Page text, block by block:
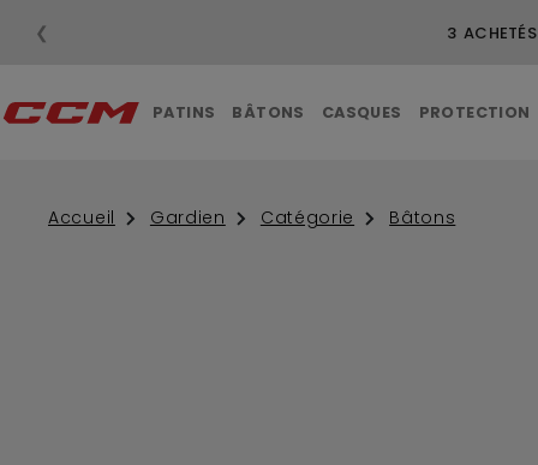
❮
PATINS BÂTONS CASQUES PROTECTION
Accueil Gardien Catégorie Bâtons